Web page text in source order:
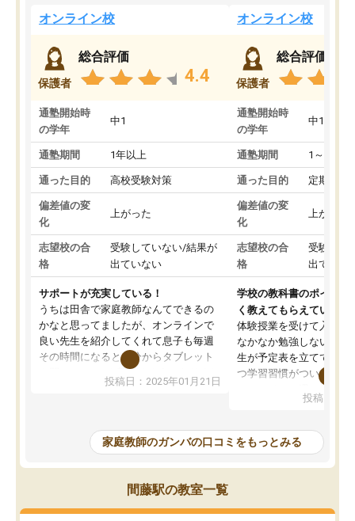
オンライン校
保護者
総合評価
4.4
通塾開始時
の学年
中1
通塾期間 1年以上
通った目的 高校受験対策
偏差値の変
化
上がった
志望校の合
格
受験していない/結果が
出ていない
サポートが充実している！
うちは田舎で家庭教師なんてできるの
かなと思ってましたが、オンラインで
良い先生を紹介してくれて息子も毎週
その時間になると自分からタブレット
を開いてzoomを繋げるようになりまし
た！5科目なんでもOKなのもとても気
めて1年ほどだった今では平均点以上の
科目が増えてきました！あと1年受験ま
であるので無料の週末教室を使用しな
がら頑張って欲しいと思います！
投稿日：2025年01月21日
オンライン校
保護者
総合評価
通塾開始時
の学年
中1
通塾期間 1～3ヵ月
通った目的 定期テス
偏差値の変
化
上がった
志望校の合
格
受験して
出ていな
学校の教科書のポイント
く教えてもらえている
体験授業を受けて入塾し
なかなか勉強しない息子
生が予定表を立ててくれ
つ学習習慣がついてきま
指導が無い日も予定表
問できるのでとても助か
投稿日：
家庭教師のガンバの口コミをもっとみる
間藤駅の教室一覧